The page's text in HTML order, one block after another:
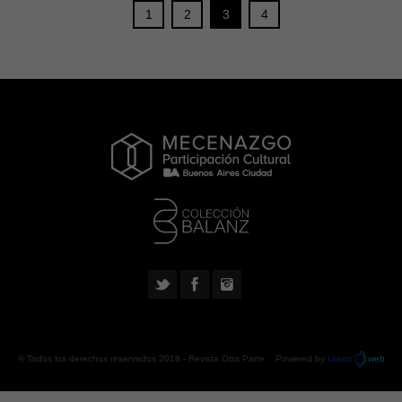
1 2 3 4
© Todos los derechos reservados 2018 - Revista Otra Parte . Powered by Urano web